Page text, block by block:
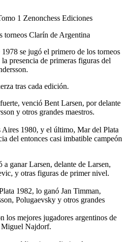
torneos Clarín de Argentina
se jugó el primero de los torneos
presencia de primeras figuras del
tras cada edición.
venció Bent Larsen, por delante
y otros grandes maestros.
Aires 1980, y el último, Mar del Plata
del entonces casi imbatible campeón
ganar Larsen, delante de Larsen,
y otras figuras de primer nivel.
1982, lo ganó Jan Timman,
Polugaevsky y otros grandes
los mejores jugadores argentinos de
Miguel Najdorf.